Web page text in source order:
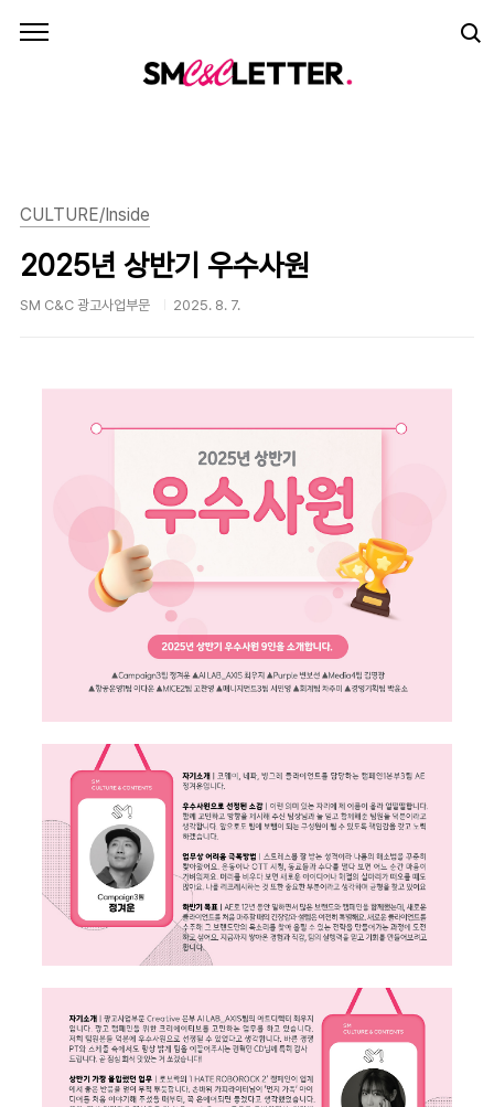
CULTURE/Inside
2025년 상반기 우수사원
SM C&C 광고사업부문 2025. 8. 7.